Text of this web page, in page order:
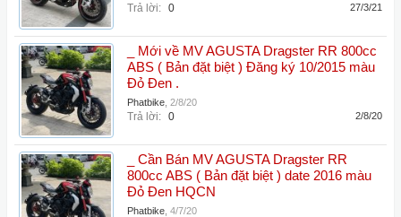
Trả lời: 0 27/3/21
_ Mới về MV AGUSTA Dragster RR 800cc
ABS ( Bản đặt biệt ) Đăng ký 10/2015 màu
Đỏ Đen .
Phatbike 2/8/20
Trả lời: 0 2/8/20
_ Cần Bán MV AGUSTA Dragster RR
800cc ABS ( Bản đặt biệt ) date 2016 màu
Đỏ Đen HQCN
Phatbike 4/7/20